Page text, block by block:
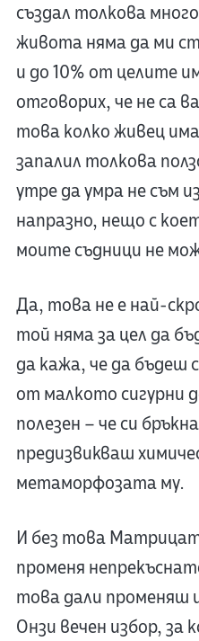
създал толкова
живота няма да ми
и до 10% от целите
отговорих, че не са
това колко живец
запалил толкова
утре да умра не съм
напразно, нещо с
моите съдници не
Да, това не е най-
той няма за цел да
да кажа, че да бъдеш
от малкото сигурни
полезен – че си
предизвикваш
метаморфозата му.
И без това
променя
това дали променяш
Онзи вечен избор, за